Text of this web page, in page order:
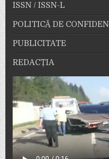
ISSN / ISSN-L
POLITICĂ DE
PUBLICITATE
REDACȚIA